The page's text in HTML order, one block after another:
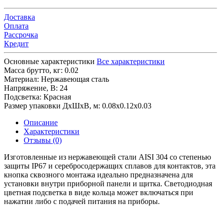
Доставка
Оплата
Рассрочка
Кредит
Основные характеристики Все характеристики
Масса брутто, кг: 0.02
Материал: Нержавеющая сталь
Напряжение, В: 24
Подсветка: Красная
Размер упаковки ДхШхВ, м: 0.08x0.12x0.03
Описание
Характеристики
Отзывы (0)
Изготовленные из нержавеющей стали AISI 304 со степенью
защиты IP67 и серебросодержащих сплавов для контактов, эта
кнопка сквозного монтажа идеально предназначена для
установки внутри приборной панели и щитка. Светодиодная
цветная подсветка в виде кольца может включаться при
нажатии либо с подачей питания на приборы.